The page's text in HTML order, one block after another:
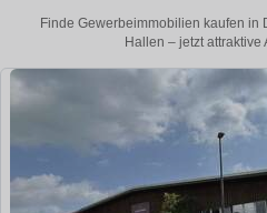
Finde Gewerbeimmobilien kaufen in
Hallen – jetzt attraktive